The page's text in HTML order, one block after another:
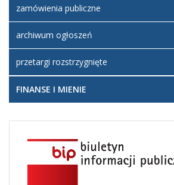
zamówienia publiczne
archiwum ogłoszeń
przetargi rozstrzygnięte
FINANSE I MIENIE